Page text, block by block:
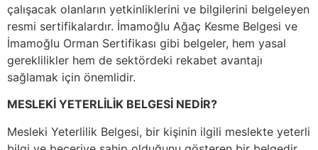
çalışacak olanların yetkinliklerini ve bilgilerini belgeleyen
resmi sertifikalardır. İmamoğlu Ağaç Kesme Belgesi ve
İmamoğlu Orman Sertifikası gibi belgeler, hem yasal
gereklilikler hem de sektördeki rekabet avantajı
sağlamak için önemlidir.
MESLEKİ YETERLİLİK BELGESİ NEDİR?
Mesleki Yeterlilik Belgesi, bir kişinin ilgili meslekte yeterli